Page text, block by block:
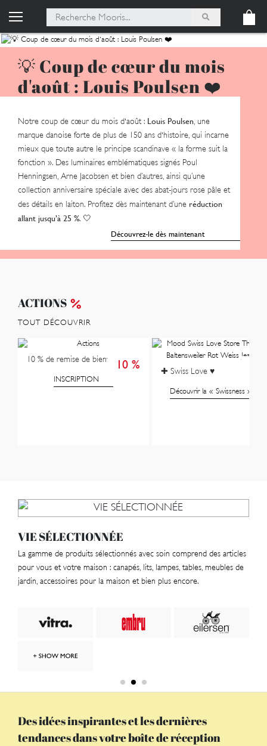
💡 Coup de cœur du mois
d'août : Louis Poulsen ❤️
Notre coup de cœur du mois d'août : Louis Poulsen, une
marque danoise forte de plus de 150 ans d'histoire, qui incarne
mieux que toute autre le principe scandinave « la forme suit la
fonction ». Des luminaires emblématiques signés Poul
Henningsen, Arne Jacobsen et bien d’autres, ainsi qu’une
collection anniversaire spéciale avec des abat-jours rose pâle et
des détails en laiton. Profitez dès maintenant d’une réduction
allant jusqu’à 25 %. 🤍
Découvrez-le dès maintenant
ACTIONS
TOUT DÉCOUVRIR
10 %
10 % de remise de bienvenue
INSCRIPTION
✚ Swiss Love ♥
Découvrir la « Swissness »
VIE SÉLECTIONNÉE
La gamme de produits sélectionnés avec soin comprend des articles
pour vous et votre maison : canapés, lits, lampes, tables, meubles de
jardin, accessoires pour la maison et bien plus encore.
Des idées inspirantes et les dernières
tendances dans votre boîte de réception